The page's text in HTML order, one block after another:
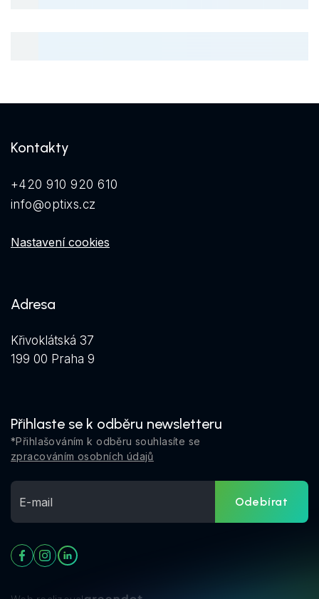
Kontakty
+420 910 920 610
info@optixs.cz
Nastavení cookies
Adresa
Křivoklátská 37
199 00 Praha 9
Přihlaste se k odběru newsletteru
*Přihlašováním k odběru souhlasíte se
zpracováním osobních údajů
Odebírat